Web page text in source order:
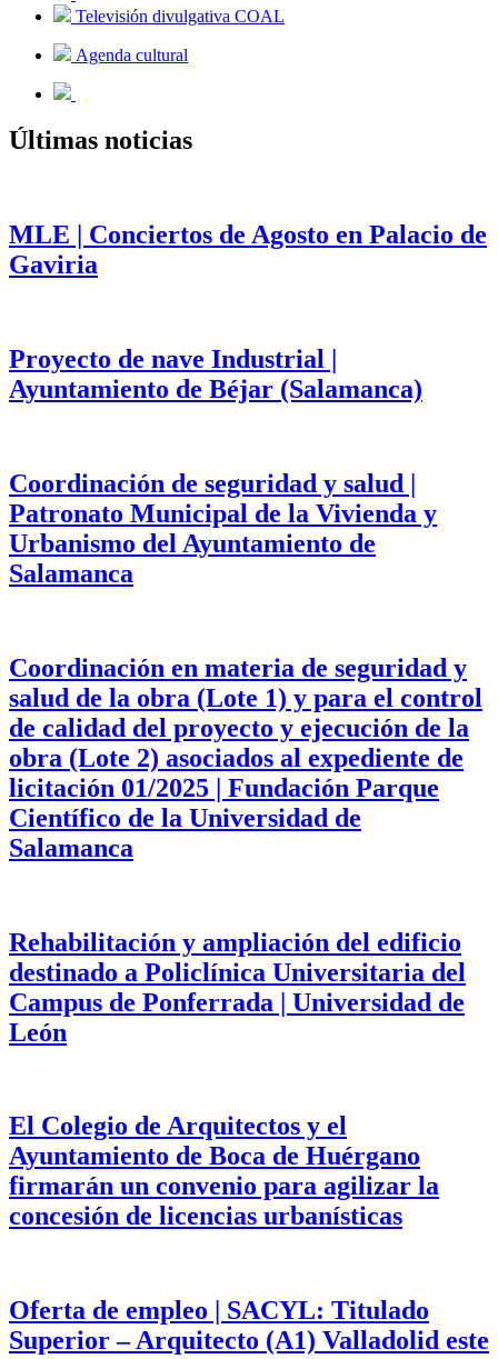
Televisión divulgativa COAL
Agenda cultural
Últimas noticias
MLE | Conciertos de Agosto en Palacio de
Gaviria
Proyecto de nave Industrial |
Ayuntamiento de Béjar (Salamanca)
Coordinación de seguridad y salud |
Patronato Municipal de la Vivienda y
Urbanismo del Ayuntamiento de
Salamanca
Coordinación en materia de seguridad y
salud de la obra (Lote 1) y para el control
de calidad del proyecto y ejecución de la
obra (Lote 2) asociados al expediente de
licitación 01/2025 | Fundación Parque
Científico de la Universidad de
Salamanca
Rehabilitación y ampliación del edificio
destinado a Policlínica Universitaria del
Campus de Ponferrada | Universidad de
León
El Colegio de Arquitectos y el
Ayuntamiento de Boca de Huérgano
firmarán un convenio para agilizar la
concesión de licencias urbanísticas
Oferta de empleo | SACYL: Titulado
Superior – Arquitecto (A1) Valladolid este